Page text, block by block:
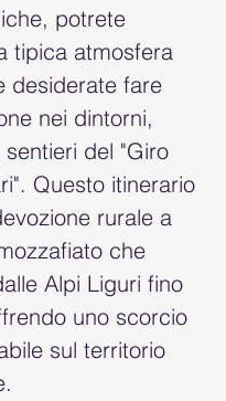
potrete
tipica atmosfera
desiderate fare
nei dintorni,
del "Giro
Questo itinerario
rurale a
che
Alpi Liguri fino
uno scorcio
sul territorio